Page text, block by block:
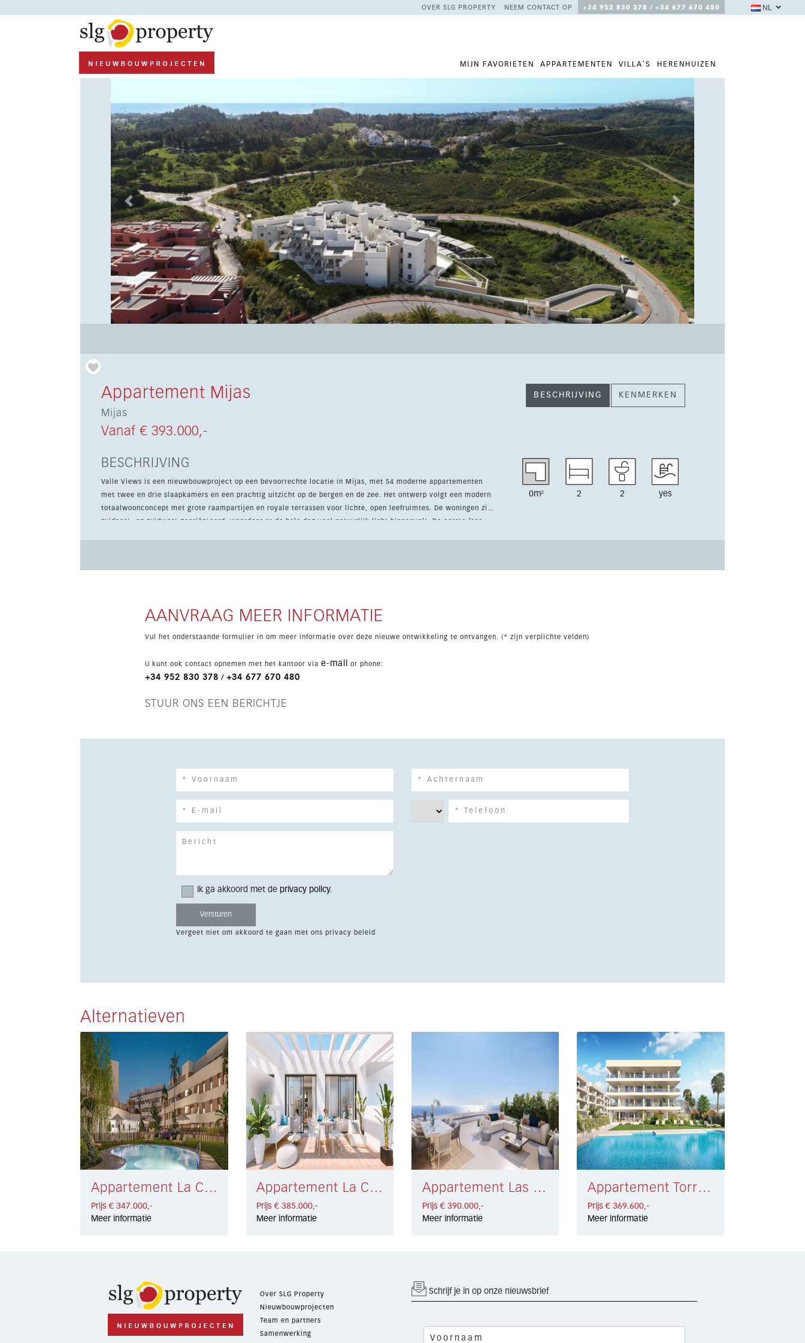
OVER SLG PROPERTY NEEM CONTACT OP +34 952 830 378 / +34 677 670 480
MIJN FAVORIETEN APPARTEMENTEN VILLA'S HERENHUIZEN
NL
Previous Next
Appartement Mijas
Mijas
Vanaf € 393.000,-
BESCHRIJVING KENMERKEN
BESCHRIJVING
Valle Views is een nieuwbouwproject op een bevoorrechte locatie in Mijas, met 54 moderne appartementen
met twee en drie slaapkamers en een prachtig uitzicht op de bergen en de zee. Het ontwerp volgt een modern
totaalwoonconcept met grote raampartijen en royale terrassen voor lichte, open leefruimtes. De woningen zijn
zuidoost- en zuidwest georiënteerd, waardoor er de hele dag veel natuurlijk licht binnenvalt. De eerste fase
0m² 2 2 yes
AANVRAAG MEER INFORMATIE
Vul het onderstaande formulier in om meer informatie over deze nieuwe ontwikkeling te ontvangen. (* zijn verplichte velden)
U kunt ook contact opnemen met het kantoor via e-mail or phone:
+34 952 830 378 / +34 677 670 480
STUUR ONS EEN BERICHTJE
Ik ga akkoord met de privacy policy.
Vergeet niet om akkoord te gaan met ons privacy beleid
Alternatieven
Appartement La Cala de Mijas € 347.000,-
Prijs € 347.000,-
Meer informatie
Appartement La Carihuela, Torremolinos € 385.000,-
Prijs € 385.000,-
Meer informatie
Appartement Las Mesas, Estepona € 390.000,-
Prijs € 390.000,-
Meer informatie
Appartement Torrox Costa € 369.600,-
Prijs € 369.600,-
Meer informatie
Over SLG Property
Nieuwbouwprojecten
Team en partners
Samenwerking
Schrijf je in op onze nieuwsbrief